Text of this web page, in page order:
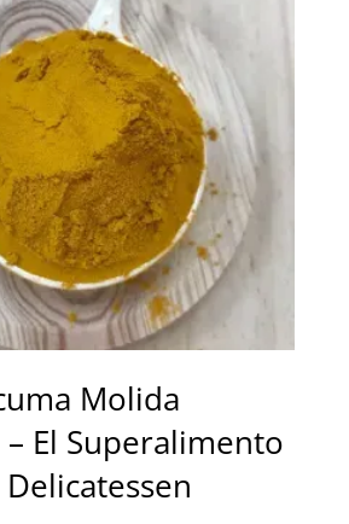
€
Molida
El Superalimento